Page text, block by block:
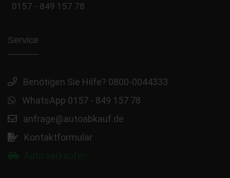
0157 - 849 157 78
Service
Benötigen Sie Hilfe? 0800-0044333
WhatsApp 0157 - 849 157 78
anfrage@autoabkauf.de
Kontaktformular